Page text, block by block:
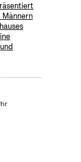
Männern